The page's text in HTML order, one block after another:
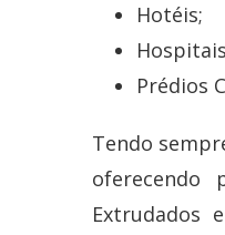
Hotéis;
Prédios
Tendo
oferecendo
Extrudados